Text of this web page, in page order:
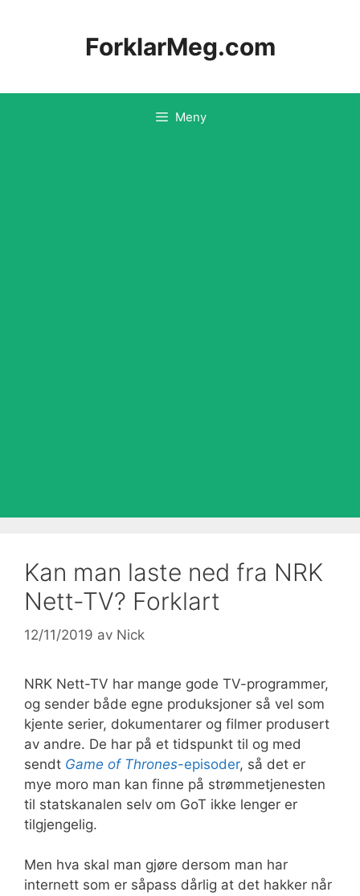
ForklarMeg.com
Meny
Kan man laste ned fra NRK
Nett-TV? Forklart
12/11/2019 av Nick
NRK Nett-TV har mange gode TV-programmer,
og sender både egne produksjoner så vel som
kjente serier, dokumentarer og filmer produsert
av andre. De har på et tidspunkt til og med
sendt Game of Thrones-episoder, så det er
mye moro man kan finne på strømmetjenesten
til statskanalen selv om GoT ikke lenger er
tilgjengelig.
Men hva skal man gjøre dersom man har
internett som er såpass dårlig at det hakker når